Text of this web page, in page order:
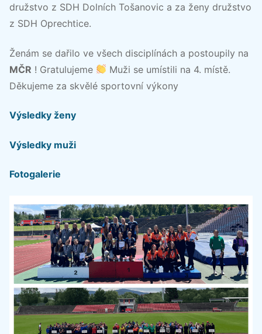
družstvo z SDH Dolních Tošanovic a za ženy družstvo
z SDH Oprechtice.
Ženám se dařilo ve všech disciplínách a postoupily na
MČR ! Gratulujeme
Muži se umístili na 4. místě.
Děkujeme za skvělé sportovní výkony
Výsledky ženy
Výsledky muži
Fotogalerie